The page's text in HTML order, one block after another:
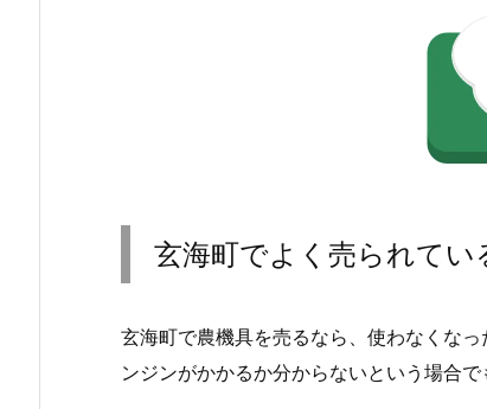
玄海町でよく売られてい
玄海町で農機具を売るなら、使わなくな
ンジンがかかるか分からないという場合で